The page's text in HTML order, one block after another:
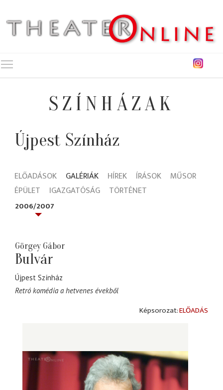
SZÍNHÁZAK
Újpest Színház
ELŐADÁSOK GALÉRIÁK HÍREK ÍRÁSOK
MŰSOR
ÉPÜLET
IGAZGATÓSÁG TÖRTÉNET
2006/2007
Görgey Gábor
Bulvár
Újpest Színház
Retró komédia a hetvenes évekből
ELŐADÁS